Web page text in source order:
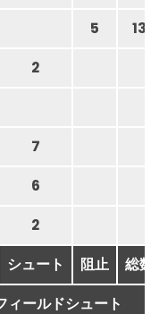
5 13
2
7
6
2
シュート 阻止 総数
ィールドシュート